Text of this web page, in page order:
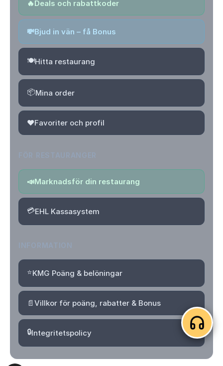
🔥Deals och rabattkoder
💸Bjud in vän – få Bonus
🍽️Hitta restaurang
📦Mina order
❤️Favoriter och profil
📣Marknadsför din restaurang
💳EHL Kassasystem
⭐KMG Poäng & belöningar
📄Villkor för poäng, rabatter & Bonus
🔒Integritetspolicy